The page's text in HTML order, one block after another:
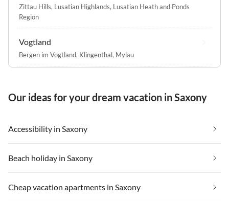
Zittau Hills, Lusatian Highlands, Lusatian Heath and Ponds
Region
Vogtland
Bergen im Vogtland, Klingenthal, Mylau
Our ideas for your dream vacation in Saxony
Accessibility in Saxony
Beach holiday in Saxony
Cheap vacation apartments in Saxony